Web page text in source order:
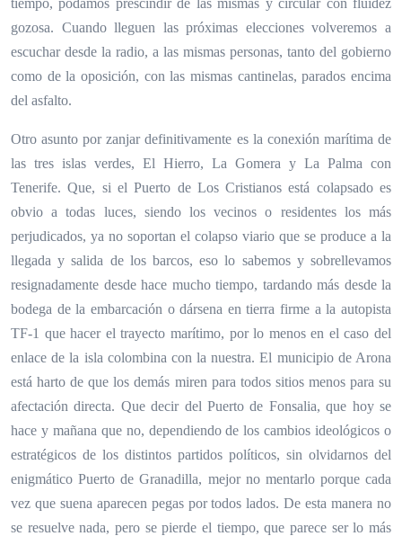
gozosa. Cuando lleguen las próximas elecciones volveremos a
escuchar desde la radio, a las mismas personas, tanto del gobierno
como de la oposición, con las mismas cantinelas, parados encima
del asfalto.
Otro asunto por zanjar definitivamente es la conexión marítima de
las tres islas verdes, El Hierro, La Gomera y La Palma con
Tenerife. Que, si el Puerto de Los Cristianos está colapsado es
obvio a todas luces, siendo los vecinos o residentes los más
perjudicados, ya no soportan el colapso viario que se produce a la
llegada y salida de los barcos, eso lo sabemos y sobrellevamos
resignadamente desde hace mucho tiempo, tardando más desde la
bodega de la embarcación o dársena en tierra firme a la autopista
TF-1 que hacer el trayecto marítimo, por lo menos en el caso del
enlace de la isla colombina con la nuestra. El municipio de Arona
está harto de que los demás miren para todos sitios menos para su
afectación directa. Que decir del Puerto de Fonsalia, que hoy se
hace y mañana que no, dependiendo de los cambios ideológicos o
estratégicos de los distintos partidos políticos, sin olvidarnos del
enigmático Puerto de Granadilla, mejor no mentarlo porque cada
vez que suena aparecen pegas por todos lados. De esta manera no
se resuelve nada, pero se pierde el tiempo, que parece ser lo más